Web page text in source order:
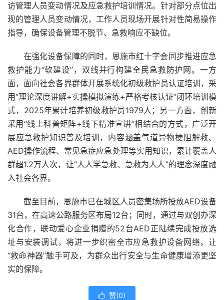
访管理人员变动情况及应急救护培训情况。针对部分点位出
现的管理人员变动情况，工作人员现场开展针对性简易操作
指导，确保设备管理不脱节、急救响应不缺位。
在强化设备保障的同时，恩施市红十字会同步推进应急
救护能力“软建设”，双线并行构建全民急救防护网。一方
面，面向社会各界群体开展系统化初级救护员认证培训，采
用“理论深度讲解+实操模拟演练+严格考核认证”闭环培训模
式，2025年累计培养初级救护员1979人；另一方面，创新
采用“线上科普矩阵+线下精准宣讲”相结合的方式，广泛开
展应急救护知识普及培训，内容涵盖气道异物梗阻解救、
AED操作流程、常见急症应急处理等实用知识，累计覆盖人
群超1.2万人次，让“人人学急救、急救为人人”的理念深度融
入社会各界。
截至目前，恩施市已在城区人员密集场所投放AED设备
31台，在高速公路服务区布局12台；同时，通过与双创办深
化合作，联动爱心企业捐赠的52台AED正陆续完成投放选
址与安装调试，将进一步织密全市应急救护设备网络，让
“救命神器”触手可及，为群众出行安全与生命健康增添更坚
实的保障。
 赞(0)